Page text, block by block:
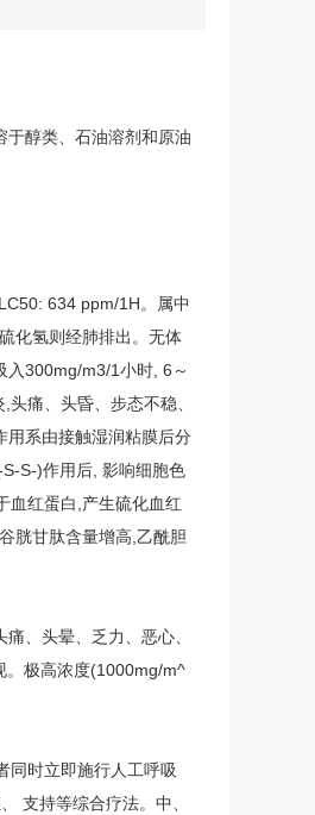
醇类、石油溶剂和原油
634 ppm/1H。属中
化氢则经肺排出。无体
入300mg/m3/1小时, 6～
痛、头昏、步态不稳、
用系由接触湿润粘膜后分
S-)作用后, 影响细胞色
血红蛋白,产生硫化血红
胱甘肽含量增高,乙酰胆
、头晕、乏力、恶心、
。极高浓度(1000mg/m^
同时立即施行人工呼吸
支持等综合疗法。中、